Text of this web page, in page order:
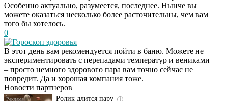
Особенно актуально, разумеется, последнее. Нынче вы
можете оказаться несколько более расточительны, чем вам
того бы хотелось.
0
Гороскоп здоровья
В этот день вам рекомендуется пойти в баню. Можете не
экспериментировать с перепадами температур и вениками
– просто немного здорового пара вам точно сейчас не
повредит. Да и хорошая компания тоже.
Новости партнеров
Этот танец невесты
оставит вас без слов!
Пересмотрела 10 раз
i
Ролик длится пару